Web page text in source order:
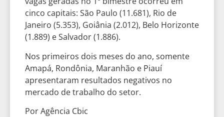
cinco capitais: São Paulo (11.681), Rio de
Janeiro (5.353), Goiânia (2.012), Belo Horizonte
(1.889) e Salvador (1.886).
Nos primeiros dois meses do ano, somente
Amapá, Rondônia, Maranhão e Piauí
apresentaram resultados negativos no
mercado de trabalho do setor.
Por Agência Cbic